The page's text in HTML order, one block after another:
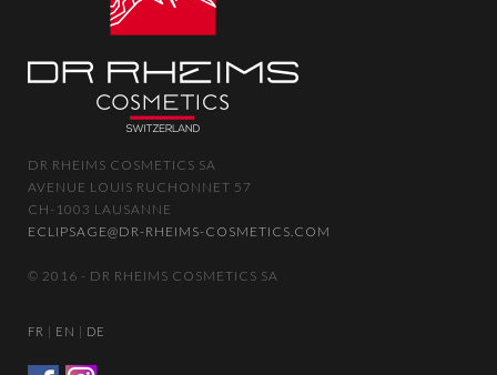
DR RHEIMS COSMETICS SA
AVENUE LOUIS RUCHONNET 57
CH-1003 LAUSANNE
ECLIPSAGE@DR-RHEIMS-COSMETICS.COM
© 2016 - DR RHEIMS COSMETICS SA
FR | EN | DE